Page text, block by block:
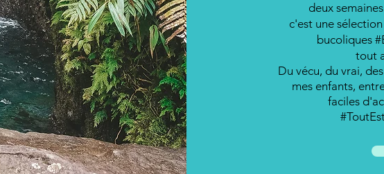
deux
c'est une
bucoliques
tout
Du vécu, du vrai,
mes enfants,
faciles